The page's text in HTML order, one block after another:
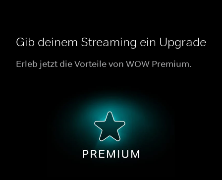
Gib deinem Streaming ein Upgrade
Erleb jetzt die Vorteile von WOW Premium.